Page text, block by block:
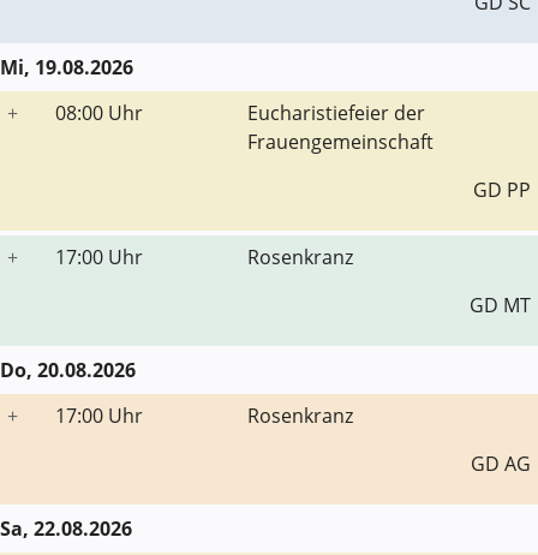
Mi, 19.08.2026
+
08:00 Uhr
Eucharistiefeier der
Frauengemeinschaft
GD PP
+ 17:00 Uhr
Rosenkranz
GD MT
Do, 20.08.2026
+
17:00 Uhr
Rosenkranz
GD AG
Sa, 22.08.2026